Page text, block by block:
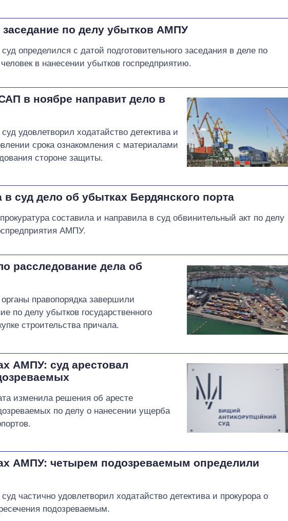
по делу убытков АМПУ
определился с датой подготовительного заседания в деле по
в нанесении убытков госпредприятию.
в ноябре направит дело в
удовлетворил ходатайство детектива и
срока ознакомления с материалами
стороне защиты.
суд дело об убытках Бердянского порта
составила и направила в суд обвинительный акт по делу
АМПУ.
расследование дела об
правопорядка завершили
по делу убытков государственного
строительства причала.
АМПУ: суд арестовал
изменила решения об аресте
по делу о нанесении ущерба
АМПУ: четырем подозреваемым определили
частично удовлетворил ходатайство детектива и прокурора о
подозреваемым.